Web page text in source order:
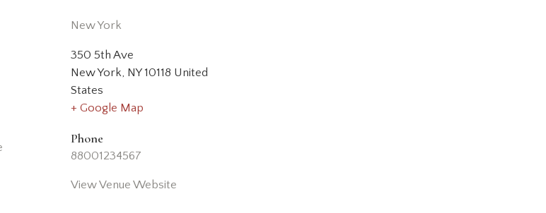
New York
350 5th Ave
New York, NY 10118 United
States
+ Google Map
Phone
88001234567
View Venue Website